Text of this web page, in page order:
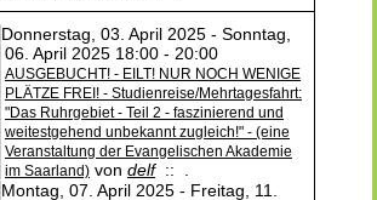
Donnerstag, 03. April 2025 - Sonntag,
06. April 2025 18:00 - 20:00
AUSGEBUCHT! - EILT! NUR NOCH WENIGE
PLÄTZE FREI! - Studienreise/Mehrtagesfahrt:
"Das Ruhrgebiet - Teil 2 - faszinierend und
weitestgehend unbekannt zugleich!" - (eine
Veranstaltung der Evangelischen Akademie
im Saarland) von delf:: .
Montag, 07. April 2025 - Freitag, 11.